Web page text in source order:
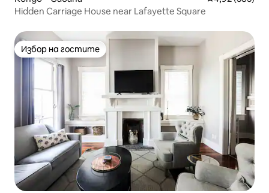
Hidden Carriage House near Lafayette Square
Избор на гостите
Избор на гостите